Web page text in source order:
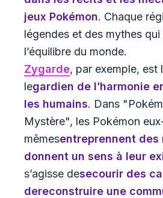
jeux Pokémon. Chaque
légendes et des mythes
l’équilibre du monde.
Zygarde, par exemple, est
legardien de l’harmonie
les humains. Dans
Mystère", les Pokémon
mêmesentreprennent des
donnent un sens à leur
s’agisse desecourir des
dereconstruire une